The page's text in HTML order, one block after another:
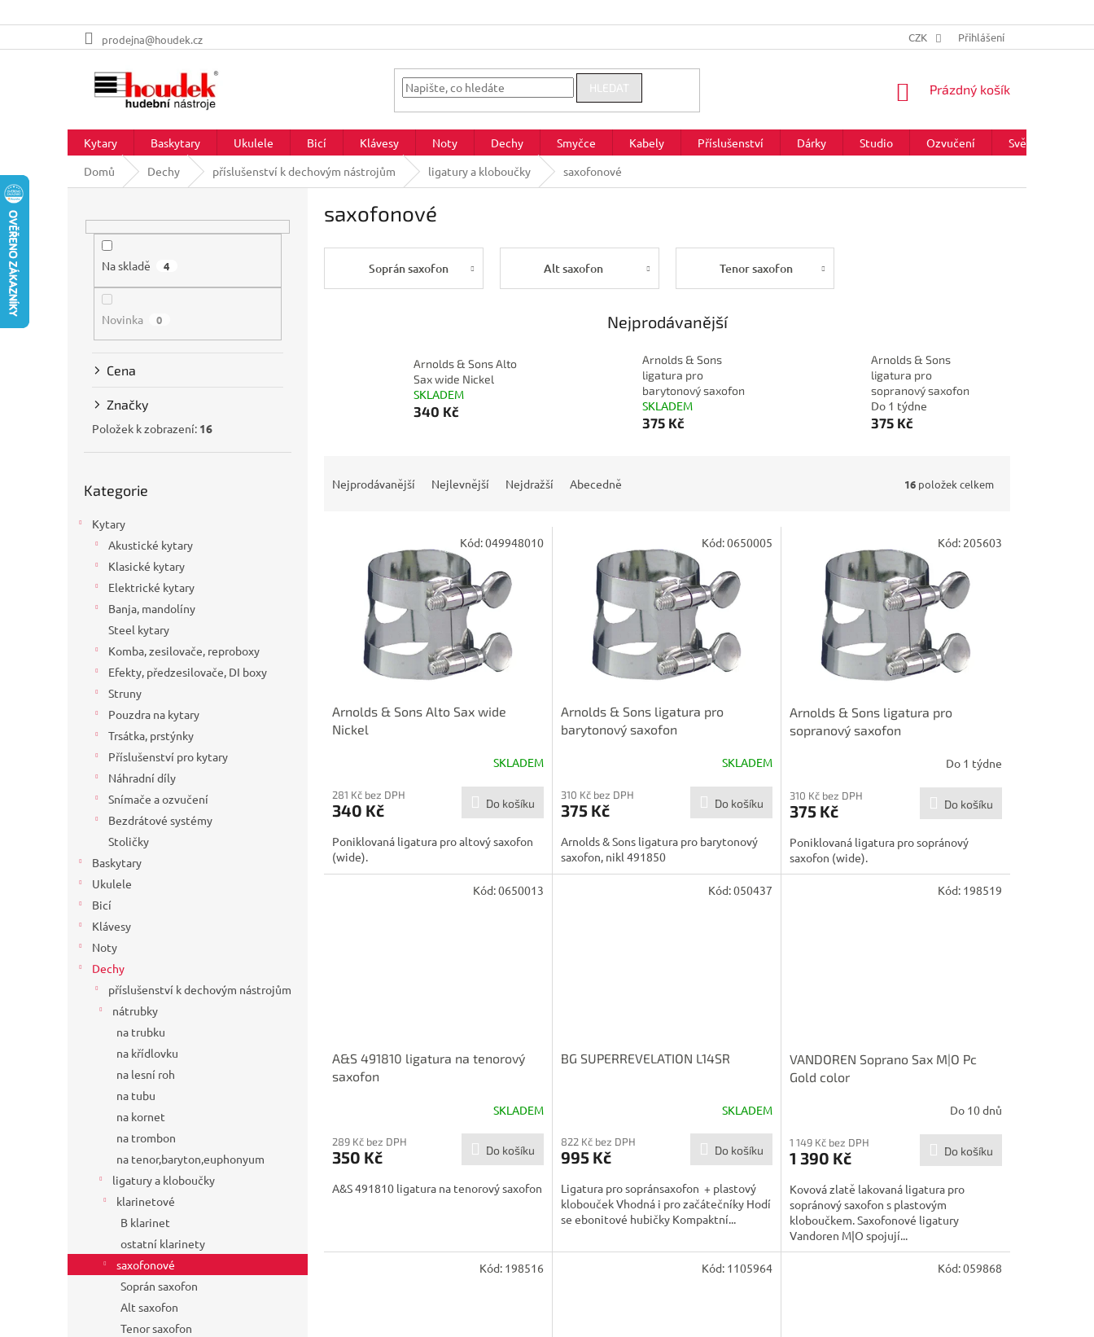
na
prodejna@houdek.cz CZK Přihlášení
HLEDAT
NÁKUPNÍ
Prázdný košík
Kytary Baskytary Ukulele Bicí Klávesy Noty Dechy Smyčce Kabely Příslušenství Dárky Studio Ozvučení Světla
Domů
Dechy příslušenství k dechovým nástrojům ligatury a kloboučky saxofonové
Na skladě 4
Novinka 0
Cena
Značky
Položek k zobrazení: 16
kategorie
Kategorie
Kytary
Akustické kytary
Klasické kytary
Elektrické kytary
Banja, mandolíny
Steel kytary
Komba, zesilovače, reproboxy
Efekty, předzesilovače, DI boxy
Struny
Pouzdra na kytary
Trsátka, prstýnky
Příslušenství pro kytary
Náhradní díly
Snímače a ozvučení
Bezdrátové systémy
Stoličky
Baskytary
Ukulele
Bicí
Klávesy
Noty
Dechy
příslušenství k dechovým nástrojům
nátrubky
na trubku
na křídlovku
na lesní roh
na tubu
na kornet
na trombon
na tenor,baryton,euphonyum
ligatury a kloboučky
klarinetové
B klarinet
ostatní klarinety
saxofonové
Soprán saxofon
Alt saxofon
Tenor saxofon
saxofonové
Soprán saxofon Alt saxofon Tenor saxofon
Nejprodávanější
Arnolds & Sons Alto
Sax wide Nickel
SKLADEM
340 Kč
Arnolds & Sons
ligatura pro
barytonový saxofon
SKLADEM
375 Kč
Arnolds & Sons
ligatura pro
sopranový saxofon
Do 1 týdne
375 Kč
Nejprodávanější Nejlevnější Nejdražší Abecedně 16 položek celkem
Arnolds & Sons Alto Sax wide
Nickel
SKLADEM
281 Kč bez DPH
340 Kč Do košíku
Poniklovaná ligatura pro altový saxofon
(wide).
Kód:049948010
Arnolds & Sons ligatura pro
barytonový saxofon
SKLADEM
310 Kč bez DPH
375 Kč Do košíku
Arnolds & Sons ligatura pro barytonový
saxofon, nikl 491850
Kód:0650005
Arnolds & Sons ligatura pro
sopranový saxofon
Do 1 týdne
310 Kč bez DPH
375 Kč Do košíku
Poniklovaná ligatura pro sopránový
saxofon (wide).
Kód: 205603
A&S 491810 ligatura na tenorový
saxofon
SKLADEM
289 Kč bez DPH
350 Kč Do košíku
A&S 491810 ligatura na tenorový saxofon
Kód:0650013
BG SUPERREVELATION L14SR
SKLADEM
822 Kč bez DPH
995 Kč Do košíku
Ligatura pro sopránsaxofon + plastový
klobouček Vhodná i pro začátečníky Hodí
se ebonitové hubičky Kompaktní...
Kód:050437
VANDOREN Soprano Sax M|O Pc
Gold color
Do 10 dnů
1 149 Kč bez DPH
1 390 Kč Do košíku
Kovová zlatě lakovaná ligatura pro
sopránový saxofon s plastovým
kloboučkem. Saxofonové ligatury
Vandoren M|O spojují...
Kód: 198519
Kód: 198516 Kód: 1105964 Kód:059868